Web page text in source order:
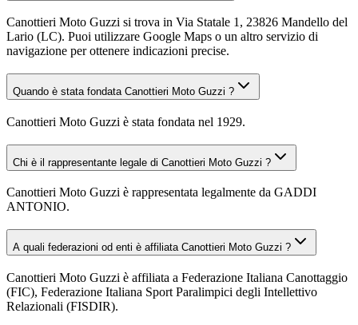
Canottieri Moto Guzzi si trova in Via Statale 1, 23826 Mandello del
Lario (LC). Puoi utilizzare Google Maps o un altro servizio di
navigazione per ottenere indicazioni precise.
Quando è stata fondata Canottieri Moto Guzzi ?
Canottieri Moto Guzzi è stata fondata nel 1929.
Chi è il rappresentante legale di Canottieri Moto Guzzi ?
Canottieri Moto Guzzi è rappresentata legalmente da GADDI
ANTONIO.
A quali federazioni od enti è affiliata Canottieri Moto Guzzi ?
Canottieri Moto Guzzi è affiliata a Federazione Italiana Canottaggio
(FIC), Federazione Italiana Sport Paralimpici degli Intellettivo
Relazionali (FISDIR).